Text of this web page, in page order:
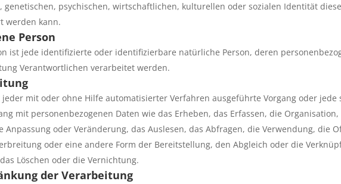
genetischen, psychischen, wirtschaftlichen, kulturellen oder sozialen Identität
werden kann.
Person
ist jede identifizierte oder identifizierbare natürliche Person, deren
Verantwortlichen verarbeitet werden.
mit oder ohne Hilfe automatisierter Verfahren ausgeführte Vorgang oder jede
mit personenbezogenen Daten wie das Erheben, das Erfassen, die
Anpassung oder Veränderung, das Auslesen, das Abfragen, die Verwendung, die
oder eine andere Form der Bereitstellung, den Abgleich oder die
Löschen oder die Vernichtung.
der Verarbeitung